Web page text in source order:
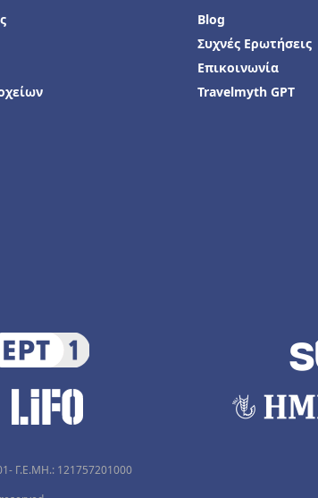
Blog
Συχνές Ερωτήσεις
Επικοινωνία
Travelmyth GPT
Γ.Ε.ΜΗ.: 121757201000